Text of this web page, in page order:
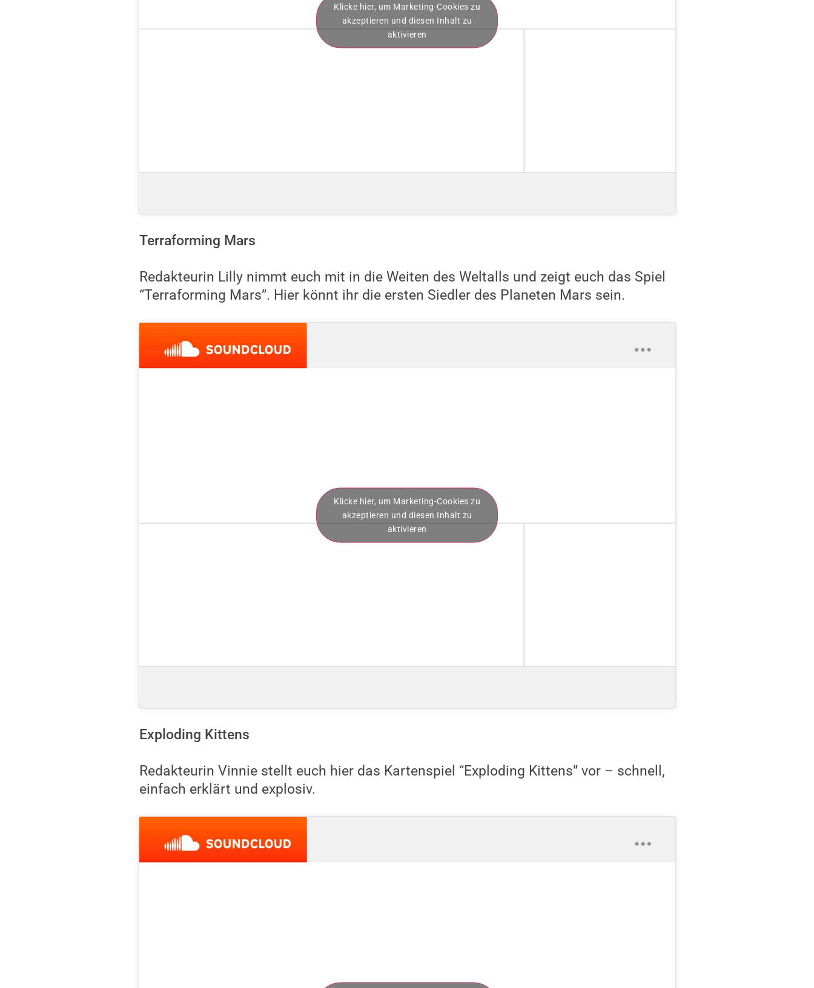
Klicke hier, um Marketing-Cookies zu
akzeptieren und diesen Inhalt zu
aktivieren
Terraforming Mars
Redakteurin Lilly nimmt euch mit in die Weiten des Weltalls und zeigt euch das Spiel
“Terraforming Mars”. Hier könnt ihr die ersten Siedler des Planeten Mars sein.
Klicke hier, um Marketing-Cookies zu
akzeptieren und diesen Inhalt zu
aktivieren
Exploding Kittens
Redakteurin Vinnie stellt euch hier das Kartenspiel “Exploding Kittens” vor – schnell,
einfach erklärt und explosiv.